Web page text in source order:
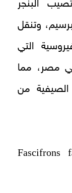
البنجر
وتنقل
التي
مصر، مما
الصيفية من
Fascifrons